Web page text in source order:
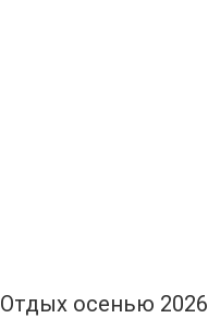
Отдых осенью 2026